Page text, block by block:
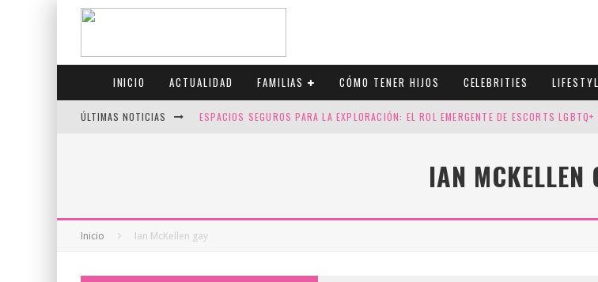
INICIO ACTUALIDAD FAMILIAS CÓMO TENER HIJOS CELEBRITIES
ÚLTIMAS NOTICIAS ESPACIOS SEGUROS PARA LA EXPLORACIÓN: EL ROL EMERGENTE DE ESCORTS
CANADÁ CELEBRA EL ORGULLO CON CUATRO SELLOS QUE HONRAN LA HISTORIA LGTB
IAN MCKELLEN
Inicio Ian McKellen gay